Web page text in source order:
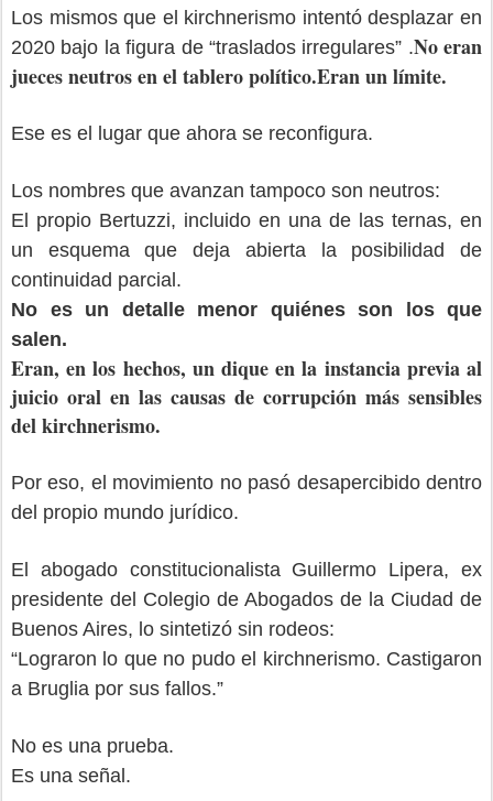
Los mismos que el kirchnerismo intentó desplazar en
2020 bajo la figura de “traslados irregulares” .No eran
jueces neutros en el tablero político.Eran un límite.
Ese es el lugar que ahora se reconfigura.
Los nombres que avanzan tampoco son neutros:
El propio Bertuzzi, incluido en una de las ternas, en
un esquema que deja abierta la posibilidad de
continuidad parcial.
No es un detalle menor quiénes son los que
salen.
Eran, en los hechos, un dique en la instancia previa al
juicio oral en las causas de corrupción más sensibles
del kirchnerismo.
Por eso, el movimiento no pasó desapercibido dentro
del propio mundo jurídico.
El abogado constitucionalista Guillermo Lipera, ex
presidente del Colegio de Abogados de la Ciudad de
Buenos Aires, lo sintetizó sin rodeos:
“Lograron lo que no pudo el kirchnerismo. Castigaron
a Bruglia por sus fallos.”
No es una prueba.
Es una señal.